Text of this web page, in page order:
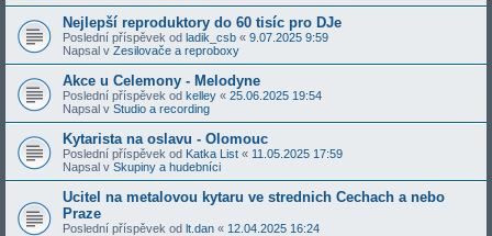
Nejlepší reproduktory do 60 tisíc pro DJe
Poslední příspěvek od ladik_csb « 9.07.2025 9:59
Napsal v Zesilovače a reproboxy
Akce u Celemony - Melodyne
Poslední příspěvek od kelley « 25.06.2025 19:54
Napsal v Studio a recording
Kytarista na oslavu - Olomouc
Poslední příspěvek od Katka List « 11.05.2025 17:59
Napsal v Skupiny a hudebníci
Ucitel na metalovou kytaru ve strednich Cechach a nebo
Praze
Poslední příspěvek od lt.dan « 12.04.2025 16:24